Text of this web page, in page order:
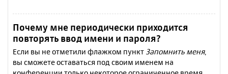
Почему мне периодически приходится
повторять ввод имени и пароля?
Если вы не отметили флажком пункт Запомнить меня,
вы сможете оставаться под своим именем на